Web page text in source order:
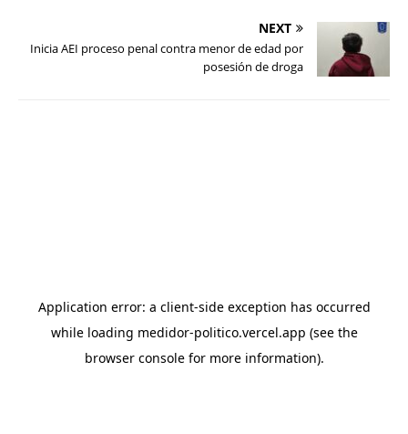
NEXT
Inicia AEI proceso penal contra menor de edad por
posesión de droga